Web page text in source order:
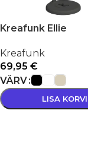
Kreafunk Ellie
Kreafunk
69,95 €
VÄRV
LISA KORVI